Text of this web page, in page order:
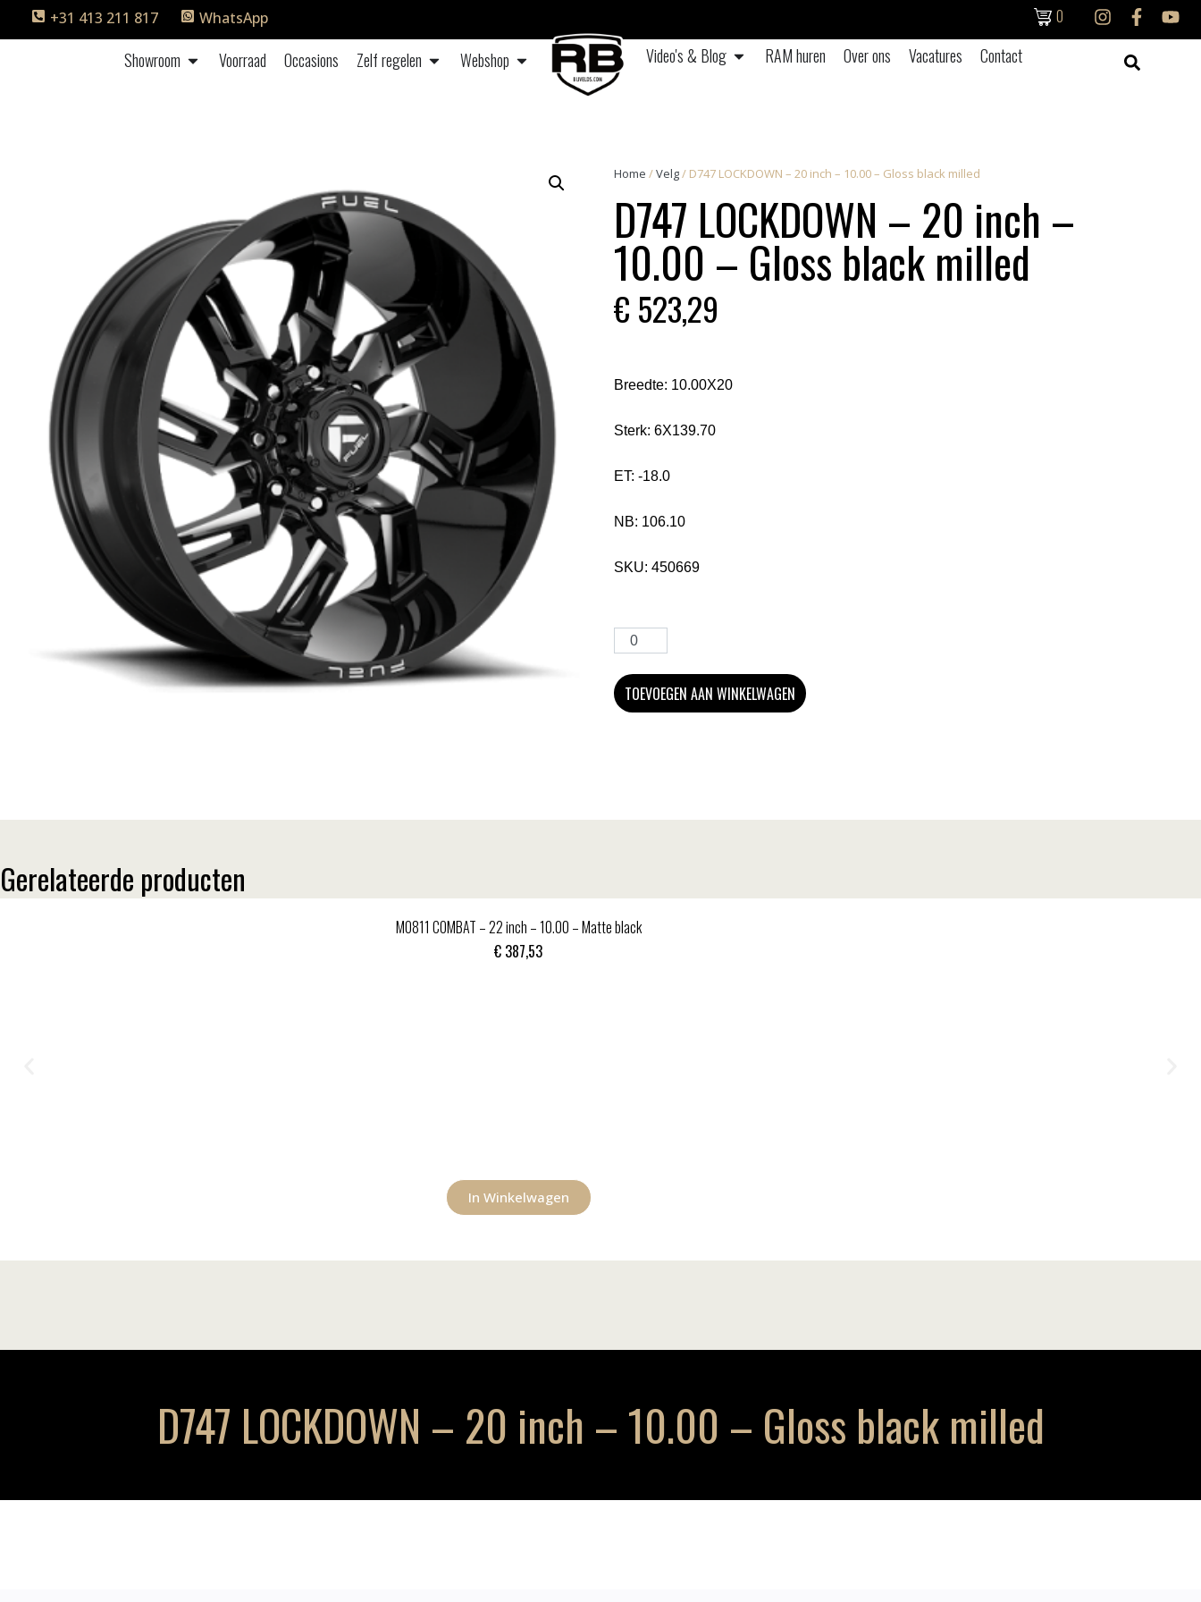
+31 413 211 817 WhatsApp 0
Showroom Voorraad Occasions Zelf regelen Webshop Video's & Blog RAM huren Over ons Vacatures Contact
Home /Velg/ D747 LOCKDOWN – 20 inch – 10.00 – Gloss black milled
D747 LOCKDOWN – 20 inch –
10.00 – Gloss black milled
€ 523,29
Breedte: 10.00X20
Sterk: 6X139.70
ET: -18.0
NB: 106.10
SKU: 450669
TOEVOEGEN AAN WINKELWAGEN
Gerelateerde producten
MO811 COMBAT – 22 inch – 10.00 – Matte black
€ 387,53
In Winkelwagen
D747 LOCKDOWN – 20 inch – 10.00 – Gloss black milled